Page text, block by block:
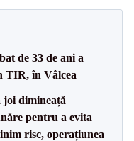
de 33 de ani a
TIR, în Vâlcea
joi dimineață
pentru a evita
risc, operațiunea